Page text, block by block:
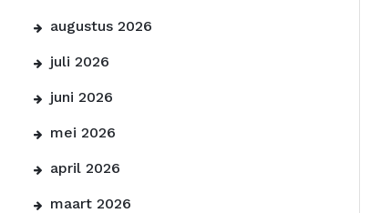
augustus 2026
juli 2026
juni 2026
mei 2026
april 2026
maart 2026